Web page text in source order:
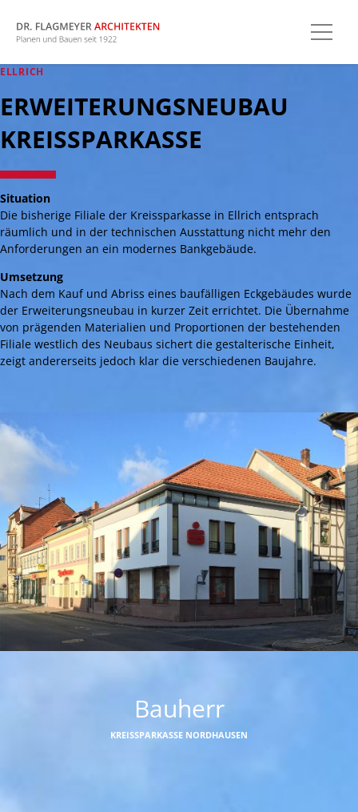
ELLRICH
ERWEITERUNGSNEUBAU
KREISSPARKASSE
Situation
Die bisherige Filiale der Kreissparkasse in Ellrich entsprach
räumlich und in der technischen Ausstattung nicht mehr den
Anforderungen an ein modernes Bankgebäude.
Umsetzung
Nach dem Kauf und Abriss eines baufälligen Eckgebäudes wurde
der Erweiterungsneubau in kurzer Zeit errichtet. Die Übernahme
von prägenden Materialien und Proportionen der bestehenden
Filiale westlich des Neubaus sichert die gestalterische Einheit,
zeigt andererseits jedoch klar die verschiedenen Baujahre.
Bauherr
KREISSPARKASSE NORDHAUSEN